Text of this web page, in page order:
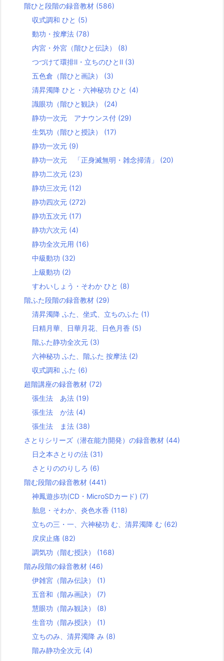
階ひと段階の録音教材 (586)
収式調和 ひと (5)
動功・按摩法 (78)
内宮・外宮（階ひと伝訣） (8)
つづけて環排Ⅱ・立ちのひとⅡ (3)
五色倉（階ひと画訣） (3)
清昇濁降 ひと・六神秘功 ひと (4)
識眼功（階ひと観訣） (24)
静功一次元 アナウンス付 (29)
生気功（階ひと授訣） (17)
静功一次元 (9)
静功一次元 「正身滅無明・雑念掃清」 (20)
静功二次元 (23)
静功三次元 (12)
静功四次元 (272)
静功五次元 (17)
静功六次元 (4)
静功全次元用 (16)
中級動功 (32)
上級動功 (2)
すわいしょう・そわか ひと (8)
階ふた段階の録音教材 (29)
清昇濁降 ふた、坐式、立ちのふた (1)
日精月華、日華月花、日色月香 (5)
階ふた静功全次元 (3)
六神秘功 ふた、階ふた 按摩法 (2)
収式調和 ふた (6)
超階講座の録音教材 (72)
張生法 あ法 (19)
張生法 か法 (4)
張生法 ま法 (38)
さとりシリーズ（潜在能力開発）の録音教材 (44)
日之本さとりの法 (31)
さとりののりしろ (6)
階む段階の録音教材 (441)
神鳳遊歩功(CD・MicroSDカード) (7)
胎息・そわか、炎色水香 (118)
立ちの三・一、六神秘功 む、清昇濁降 む (62)
戻戻止痛 (82)
調気功（階む授訣） (168)
階み段階の録音教材 (46)
伊雑宮（階み伝訣） (1)
五音和（階み画訣） (7)
慧眼功（階み観訣） (8)
生音功（階み授訣） (1)
立ちのみ、清昇濁降 み (8)
階み静功全次元 (4)